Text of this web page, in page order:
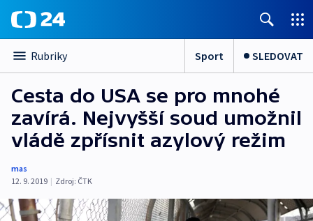
Rubriky Sport SLEDOVAT
Cesta do USA se pro mnohé
zavírá. Nejvyšší soud umožnil
vládě zpřísnit azylový režim
mas
12. 9. 2019 | Zdroj: ČTK